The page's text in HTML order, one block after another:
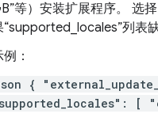
等）安装扩展程序。 选
“supported_locales”列表
：
{